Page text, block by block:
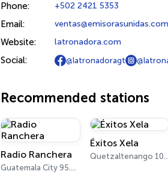
Phone: +502 2421 5353
Email: ventas@emisorasunidas.com
Website: latronadora.com
Social: @latronadoragt
Recommended stations
Radio Ranchera
Guatemala City 95.7 FM
Éxitos Xela
Quetzaltenango 107.1 FM